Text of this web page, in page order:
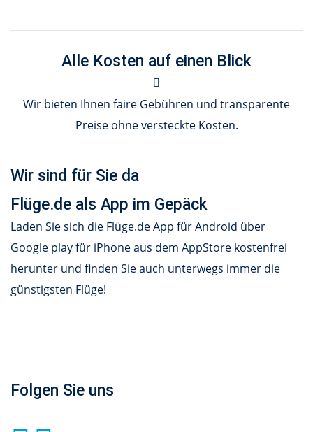
Alle Kosten auf einen Blick
Wir bieten Ihnen faire Gebühren und transparente
Preise ohne versteckte Kosten.
Wir sind für Sie da
Flüge.de als App im Gepäck
Laden Sie sich die Flüge.de App für Android über
Google play für iPhone aus dem AppStore kostenfrei
herunter und finden Sie auch unterwegs immer die
günstigsten Flüge!
Folgen Sie uns